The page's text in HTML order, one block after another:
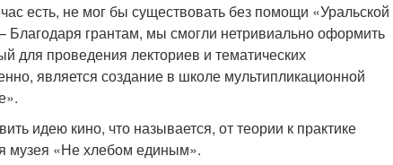
есть, не мог бы существовать без помощи «Уральской
Благодаря грантам, мы смогли нетривиально оформить
для проведения лекториев и тематических
является создание в школе мультипликационной
идею кино, что называется, от теории к практике
музея «Не хлебом единым».